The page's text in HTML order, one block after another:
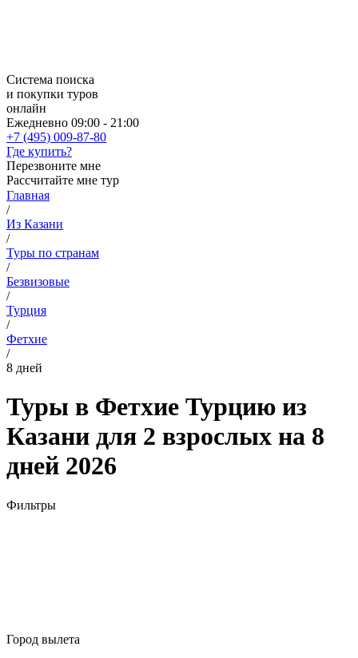
Система поиска
и покупки туров
онлайн
Ежедневно 09:00 - 21:00
+7 (495) 009-87-80
Где купить?
Перезвоните мне
Рассчитайте мне тур
Главная
/
Из Казани
/
Туры по странам
/
Безвизовые
/
Турция
/
Фетхие
/
8 дней
Туры в Фетхие Турцию из
Казани для 2 взрослых на 8
дней 2026
Фильтры
Город вылета